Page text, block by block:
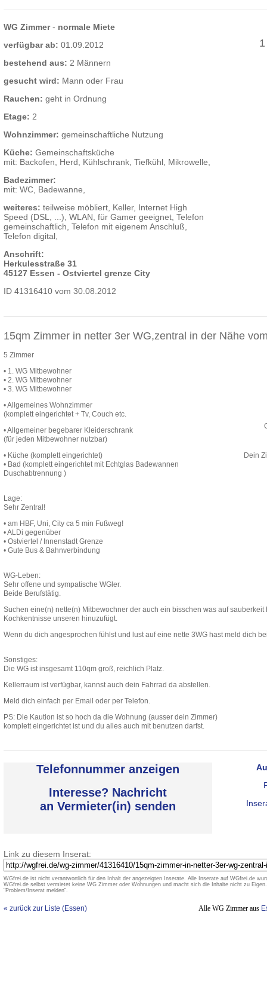
WG Zimmer- normale Miete
verfügbar ab: 01.09.2012
bestehend aus: 2 Männern
gesucht wird: Mann oder Frau
Rauchen: geht in Ordnung
Etage: 2
Wohnzimmer: gemeinschaftliche Nutzung
Küche: Gemeinschaftsküche
mit: Backofen, Herd, Kühlschrank, Tiefkühl, Mikrowelle,
Badezimmer:
mit: WC, Badewanne,
weiteres: teilweise möbliert, Keller, Internet High
Speed (DSL, ...), WLAN, für Gamer geeignet, Telefon
gemeinschaftlich, Telefon mit eigenem Anschluß,
Telefon digital,
Anschrift:
Herkulesstraße 31
45127 Essen - Ostviertel grenze City
ID 41316410 vom 30.08.2012
15qm Zimmer in netter 3er WG,zentral in der Nähe
Dein
5 Zimmer
• 1. WG Mitbewohner
• 2. WG Mitbewohner
• 3. WG Mitbewohner
• Allgemeines Wohnzimmer
(komplett eingerichtet + Tv, Couch etc.
• Allgemeiner begebarer Kleiderschrank
(für jeden Mitbewohner nutzbar)
• Küche (komplett eingerichtet)
• Bad (komplett eingerichtet mit Echtglas Badewannen
Duschabtrennung )
Lage:
Sehr Zentral!
• am HBF, Uni, City ca 5 min Fußweg!
• ALDi gegenüber
• Ostviertel / Innenstadt Grenze
• Gute Bus & Bahnverbindung
WG-Leben:
Sehr offene und sympatische WGler.
Beide Berufstätig.
Suchen eine(n) nette(n) Mitbewochner der auch ein bisschen was auf sauberkeit
Kochkentnisse unseren hinuzufügt.
Wenn du dich angesprochen fühlst und lust auf eine nette 3WG hast meld dich
Sonstiges:
Die WG ist insgesamt 110qm groß, reichlich Platz.
Kellerraum ist verfügbar, kannst auch dein Fahrrad da abstellen.
Meld dich einfach per Email oder per Telefon.
PS: Die Kaution ist so hoch da die Wohnung (ausser dein Zimmer)
komplett eingerichtet ist und du alles auch mit benutzen darfst.
Telefonnummer anzeigen
Interesse? Nachricht
an Vermieter(in) senden
Link zu diesem Inserat:
WGfrei.de ist nicht verantwortlich für den Inhalt der angezeigten Inserate. Alle Inserate auf WGfrei.de
WGfrei.de selbst vermietet keine WG Zimmer oder Wohnungen und macht sich die Inhalte nicht zu
"Problem/Inserat melden".
« zurück zur Liste (Essen) Alle WG Zimmer aus